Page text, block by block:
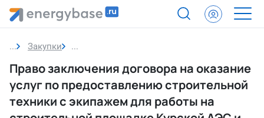
Закупки Закупка
Право заключения договора на оказание
услуг по предоставлению строительной
техники с экипажем для работы на